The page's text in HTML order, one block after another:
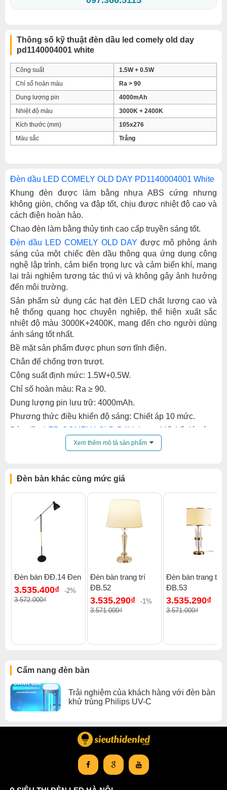
Thông số kỹ thuật đèn dầu led comely old day
pd1140004001 white
Công suất
1.5W + 0.5W
Chỉ số hoàn màu
Ra > 90
Dung lượng pin
4000mAh
Nhiệt độ màu
3000K + 2400K
Kích thước (mm)
105x276
Màu sắc
Trắng
Đèn dầu LED COMELY OLD DAY PD1140004001 White
Khung đèn được làm bằng nhựa ABS cứng nhưng
không giòn, chống va đập tốt, chịu được nhiệt độ cao và
cách điện hoàn hảo.
Chao đèn làm bằng thủy tinh cao cấp truyền sáng tốt.
Đèn dầu LED COMELY OLD DAY được mô phỏng ánh
sáng của một chiếc đèn dầu thông qua ứng dụng công
nghệ lập trình, cảm biến trọng lực và cảm biến khí, mang
lại trải nghiệm tương tác thú vị và không gây ảnh hưởng
đến môi trường.
Sản phẩm sử dụng các hạt đèn LED chất lượng cao và
hệ thống quang học chuyên nghiệp, thể hiện xuất sắc
nhiệt độ màu 3000K+2400K, mang đến cho người dùng
ánh sáng tốt nhất.
Bề mặt sản phẩm được phun sơn tĩnh điện.
Chân đế chống trơn trượt.
Công suất định mức: 1.5W+0.5W.
Chỉ số hoàn màu: Ra ≥ 90.
Dung lượng pin lưu trữ: 4000mAh.
Phương thức điều khiển độ sáng: Chiết áp 10 mức.
Đèn dầu LED COMELY OLD DAY được thiết kế đáp ứng
đa chức năng, tích hợp vừa chiều sáng vừa trang trí,
thích hợp với nhiều mục đích sử dụng và không gian
Xem thêm mô tả sản phẩm
Đèn bàn khác cùng mức giá
Đèn bàn ĐĐ.14 Đen
3.535.400₫
-2%
3.572.000₫
Đèn bàn trang trí
ĐB.52
3.535.290₫
-1%
3.571.000₫
Đèn bàn trang trí
ĐB.53
3.535.290₫
-
3.571.000₫
Cẩm nang đèn bàn
Trải nghiệm của khách hàng với đèn bàn
khử trùng Philips UV-C